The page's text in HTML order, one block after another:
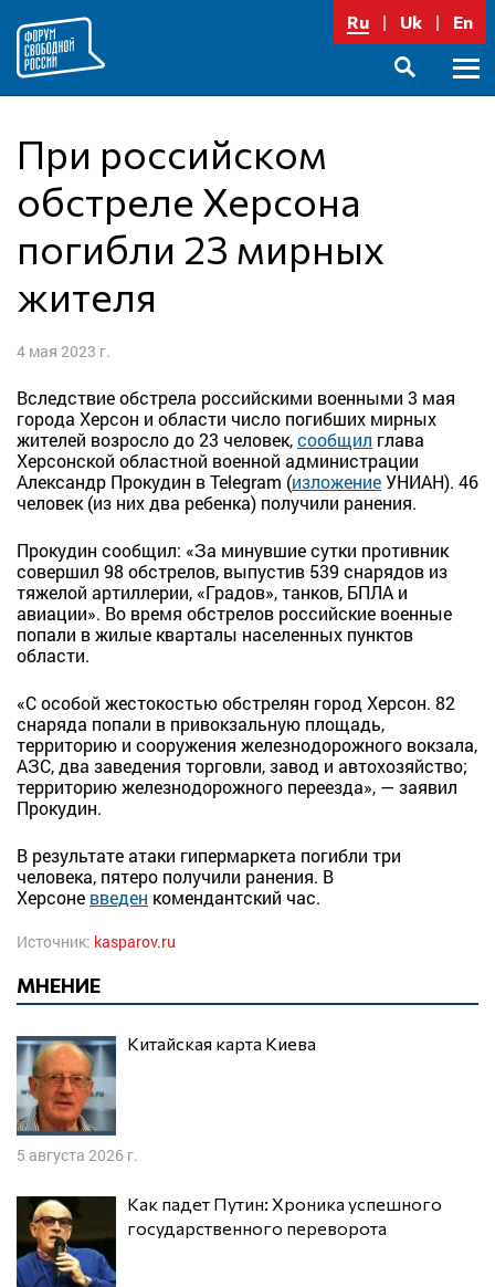
содержимому
Ru Uk En
При российском
обстреле Херсона
погибли 23 мирных
жителя
4 мая 2023 г.
Вследствие обстрела российскими военными 3 мая
города Херсон и области число погибших мирных
жителей возросло до 23 человек,сообщил глава
Херсонской областной военной администрации
Александр Прокудин в Telegram (изложениеУНИАН). 46
человек (из них два ребенка) получили ранения.
Прокудин сообщил: «За минувшие сутки противник
совершил 98 обстрелов, выпустив 539 снарядов из
тяжелой артиллерии, «Градов», танков, БПЛА и
авиации». Во время обстрелов российские военные
попали в жилые кварталы населенных пунктов
области.
«С особой жестокостью обстрелян город Херсон. 82
снаряда попали в привокзальную площадь,
территорию и сооружения железнодорожного вокзала,
АЗС, два заведения торговли, завод и автохозяйство;
территорию железнодорожного переезда», — заявил
Прокудин.
В результате атаки гипермаркета погибли три
человека, пятеро получили ранения. В
Херсоне введен комендантский час.
Источник: kasparov.ru
МНЕНИЕ
Китайская карта Киева
5 августа 2026 г.
Как падет Путин: Хроника успешного
государственного переворота